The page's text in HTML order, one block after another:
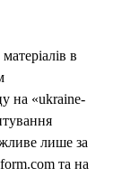
в
на «ukraine-
лише за
та на